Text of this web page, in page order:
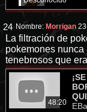
24 Nombre: Morrigan
La filtración de
pokemones
tenebrosos que
48:20